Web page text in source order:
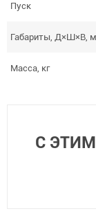
Пуск
Габариты, Д×Ш×В,
Масса, кг
С